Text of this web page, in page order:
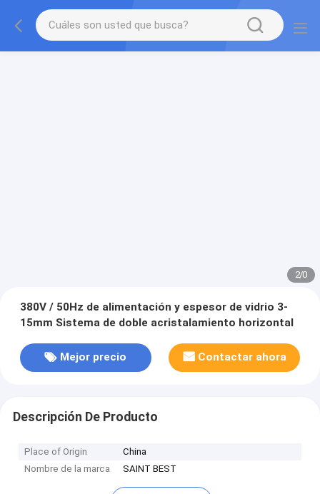
2/0
380V / 50Hz de alimentación y espesor de vidrio 3-
15mm Sistema de doble acristalamiento horizontal
Mejor precio Contactar ahora
Descripción De Producto
Place of Origin
China
Nombre de la marca
SAINT BEST